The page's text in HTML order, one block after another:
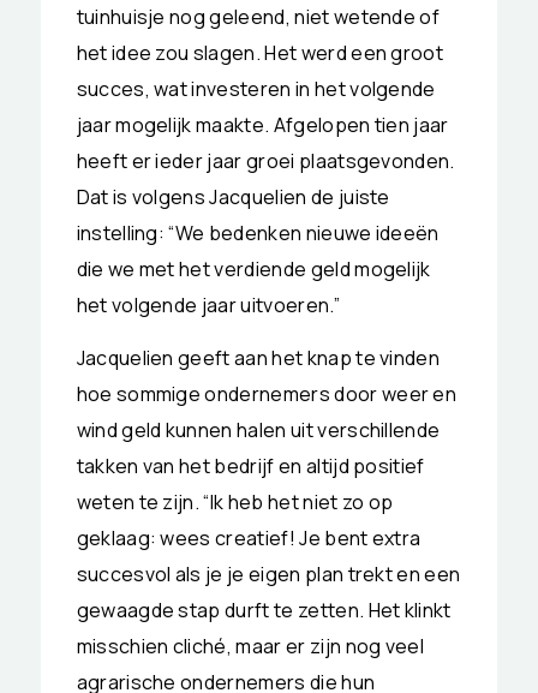
tuinhuisje nog geleend, niet wetende of
het idee zou slagen. Het werd een groot
succes, wat investeren in het volgende
jaar mogelijk maakte. Afgelopen tien jaar
heeft er ieder jaar groei plaatsgevonden.
Dat is volgens Jacquelien de juiste
instelling: “We bedenken nieuwe ideeën
die we met het verdiende geld mogelijk
het volgende jaar uitvoeren.”
Jacquelien geeft aan het knap te vinden
hoe sommige ondernemers door weer en
wind geld kunnen halen uit verschillende
takken van het bedrijf en altijd positief
weten te zijn. “Ik heb het niet zo op
geklaag: wees creatief! Je bent extra
succesvol als je je eigen plan trekt en een
gewaagde stap durft te zetten. Het klinkt
misschien cliché, maar er zijn nog veel
agrarische ondernemers die hun